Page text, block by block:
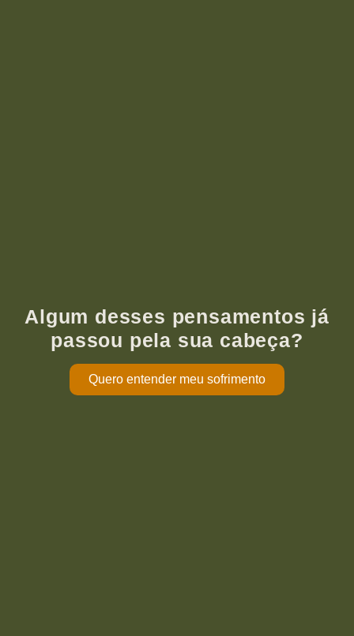
Algum desses pensamentos já
passou pela sua cabeça?
Quero entender meu sofrimento